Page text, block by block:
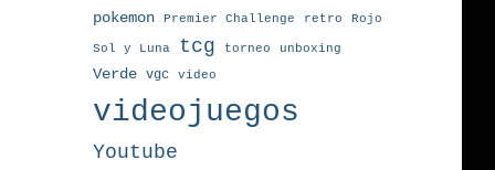
pokemon Premier Challenge retro Rojo
Sol y Luna tcg torneo unboxing
Verde vgc video
videojuegos
Youtube